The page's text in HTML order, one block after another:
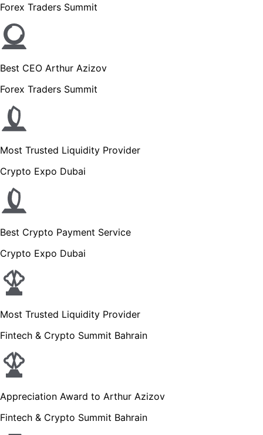
Forex Traders Summit
Best CEO Arthur Azizov
Forex Traders Summit
Most Trusted Liquidity Provider
Crypto Expo Dubai
Best Crypto Payment Service
Crypto Expo Dubai
Most Trusted Liquidity Provider
Fintech & Crypto Summit Bahrain
Appreciation Award to Arthur Azizov
Fintech & Crypto Summit Bahrain